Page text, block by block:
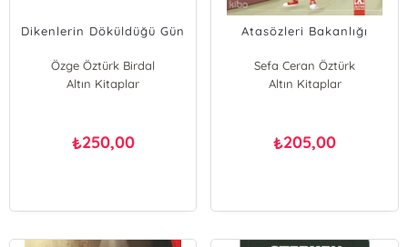
Dikenlerin Döküldüğü Gün
Özge Öztürk Birdal
Altın Kitaplar
₺250,00
Atasözleri Bakanlığı
Sefa Ceran Öztürk
Altın Kitaplar
₺205,00